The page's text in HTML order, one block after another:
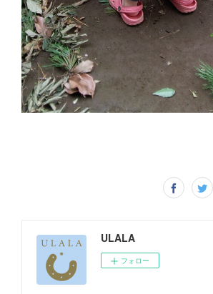
ULALA
フォロー